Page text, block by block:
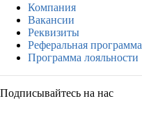
Компания
Вакансии
Реквизиты
Реферальная программа
Программа лояльности
Подписывайтесь на нас